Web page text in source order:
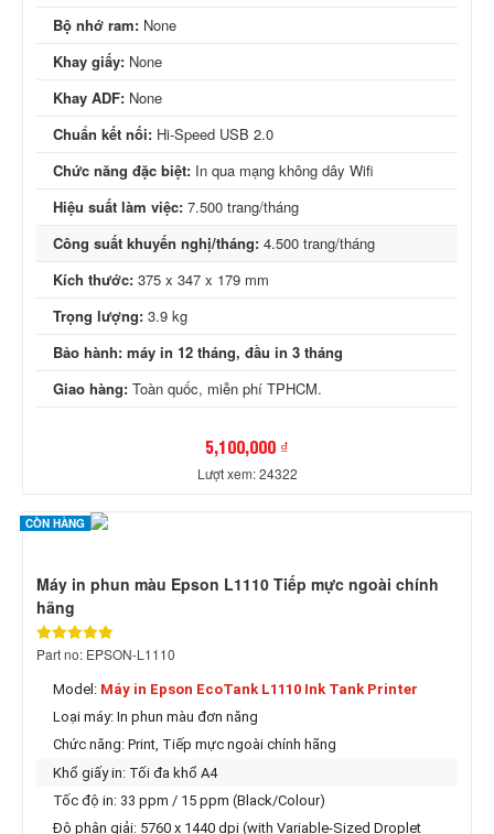
Bộ nhớ ram: None
Khay giấy: None
Khay ADF: None
Chuẩn kết nối: Hi-Speed USB 2.0
Chức năng đặc biệt: In qua mạng không dây Wifi
Hiệu suất làm việc: 7.500 trang/tháng
Công suất khuyến nghị/tháng: 4.500 trang/tháng
Kích thước: 375 x 347 x 179 mm
Trọng lượng: 3.9 kg
Bảo hành: máy in 12 tháng, đầu in 3 tháng
Giao hàng: Toàn quốc, miễn phí TPHCM.
5,100,000 ₫
Lượt xem: 24322
CÒN HÀNG
Máy in phun màu Epson L1110 Tiếp mực ngoài chính
hãng
Part no: EPSON-L1110
Model: Máy in Epson EcoTank L1110 Ink Tank Printer
Loại máy: In phun màu đơn năng
Chức năng: Print, Tiếp mực ngoài chính hãng
Khổ giấy in: Tối đa khổ A4
Tốc độ in: 33 ppm / 15 ppm (Black/Colour)
Độ phân giải: 5760 x 1440 dpi (with Variable-Sized Droplet